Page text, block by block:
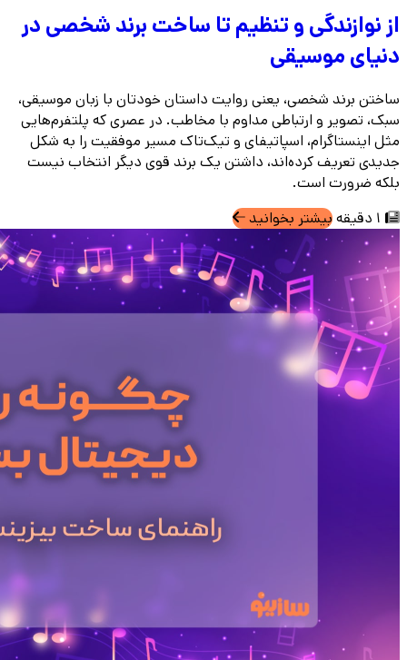
از نوازندگی و تنظیم تا ساخت برند شخصی در
دنیای موسیقی
ساختن برند شخصی، یعنی روایت داستان خودتان با زبان موسیقی،
سبک، تصویر و ارتباطی مداوم با مخاطب. در عصری که پلتفرم‌هایی
مثل اینستاگرام، اسپاتیفای و تیک‌تاک مسیر موفقیت را به شکل
جدیدی تعریف کرده‌اند، داشتن یک برند قوی دیگر انتخاب نیست
بلکه ضرورت است.
بیشتر بخوانید